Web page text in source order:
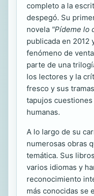
completo a la
despegó. Su
novela "Pídeme lo
publicada en 2012
fenómeno de
parte de una
los lectores y la
fresco y sus
tapujos
humanas.
A lo largo de su
numerosas obras
temática. Sus
varios idiomas y
reconocimiento
más conocidas se